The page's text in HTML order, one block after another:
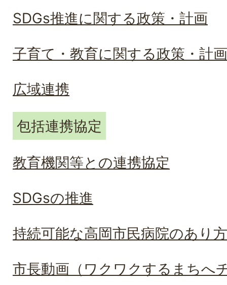
SDGs推進に関する政策・計画
子育て・教育に関する政策・計画
広域連携
包括連携協定
教育機関等との連携協定
SDGsの推進
持続可能な高岡市民病院のあり
市長動画（ワクワクするまちへ